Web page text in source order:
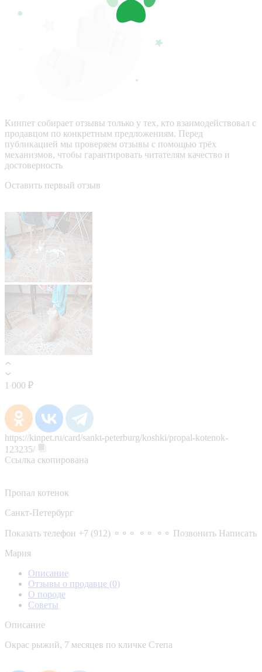
Кинпет собирает отзывы только у тех, кто взаимодействовал с
продавцом по конкретным предложениям. Перед
публикацией мы проверяем отзывы с помощью трёх
механизмов, чтобы гарантировать читателям качество и
достоверность
Оставить первый отзыв
1 000 ₽
https://kinpet.ru/card/sankt-peterburg/koshki/propal-kotenok-
123235/
Ссылка скопирована
Пропал котенок
Санкт-Петербург
Показать телефон +7 (912) ⚬⚬⚬ ⚬⚬ ⚬⚬ Позвонить Написать
Мария
Описание
Отзывы о продавце (0)
О породе
Советы
Описание
Окрас рыжий, 7 месяцев по кличке Степа